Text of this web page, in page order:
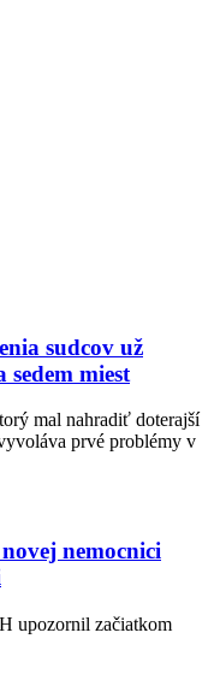
sudcov už
miest
mal nahradiť doterajší
prvé problémy v
nemocnici
upozornil začiatkom